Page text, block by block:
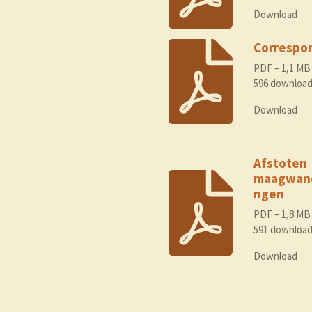
Download
PDF – 1,1 MB
596
Download
Afstoten
ngen
PDF – 1,8 MB
591
Download